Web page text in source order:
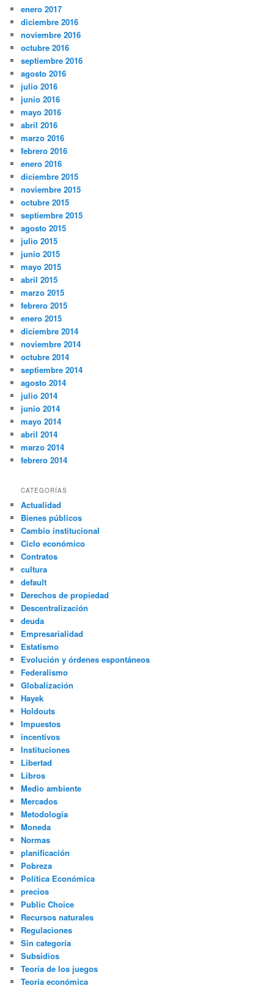
enero 2017
diciembre 2016
noviembre 2016
octubre 2016
septiembre 2016
agosto 2016
julio 2016
junio 2016
mayo 2016
abril 2016
marzo 2016
febrero 2016
enero 2016
diciembre 2015
noviembre 2015
octubre 2015
septiembre 2015
agosto 2015
julio 2015
junio 2015
mayo 2015
abril 2015
marzo 2015
febrero 2015
enero 2015
diciembre 2014
noviembre 2014
octubre 2014
septiembre 2014
agosto 2014
julio 2014
junio 2014
mayo 2014
abril 2014
marzo 2014
febrero 2014
CATEGORÍAS
Actualidad
Bienes públicos
Cambio institucional
Ciclo económico
Contratos
cultura
default
Derechos de propiedad
Descentralización
deuda
Empresarialidad
Estatismo
Evolución y órdenes espontáneos
Federalismo
Globalización
Hayek
Holdouts
Impuestos
incentivos
Instituciones
Libertad
Libros
Medio ambiente
Mercados
Metodología
Moneda
Normas
planificación
Pobreza
Política Económica
precios
Public Choice
Recursos naturales
Regulaciones
Sin categoría
Subsidios
Teoría de los juegos
Teoría económica